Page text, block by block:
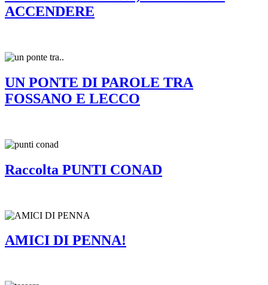
ACCENDERE
UN PONTE DI PAROLE TRA
FOSSANO E LECCO
Raccolta PUNTI CONAD
AMICI DI PENNA!